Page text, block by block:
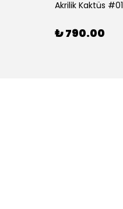
Akrilik Kaktüs #01
₺ 790.00